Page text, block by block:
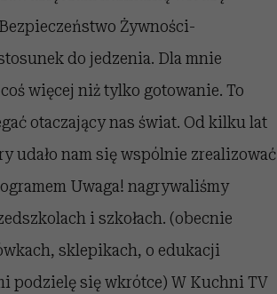
Żywności-
do jedzenia. Dla mnie
więcej niż tylko gotowanie. To
otaczający nas świat. Od kilku lat
udało nam się wspólnie zrealizować
Uwaga! nagrywaliśmy
i szkołach. (obecnie
sklepikach, o edukacji
podzielę się wkrótce) W Kuchni TV